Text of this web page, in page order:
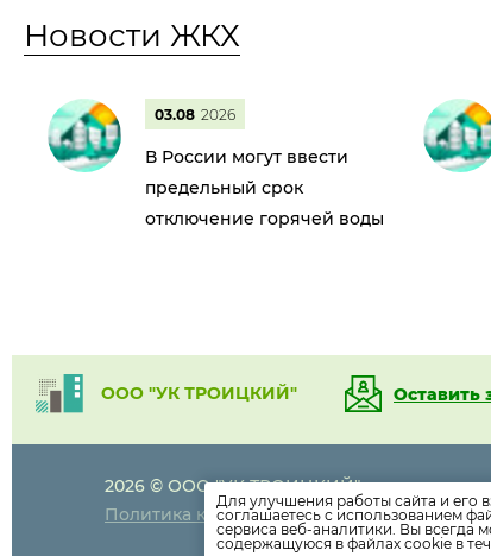
Новости ЖКХ
03.08 2026
В России могут ввести
предельный срок
отключение горячей воды
ООО "УК ТРОИЦКИЙ" Оставить
2026 © ООО "УК ТРОИЦКИЙ"
Политика конфиденциальности
Для улучшения работы сайта и его
соглашаетесь с использованием
сервиса веб-аналитики. Вы всегда
содержащуюся в файлах cookie в